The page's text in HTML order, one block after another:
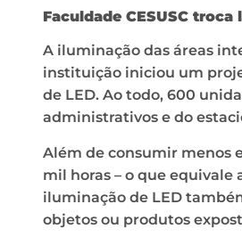
Faculdade CESUSC
A iluminação das áreas
instituição iniciou um
de LED. Ao todo, 600
administrativos e do
Além de consumir menos
mil horas – o que equivale
iluminação de LED
objetos ou produtos